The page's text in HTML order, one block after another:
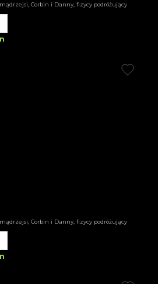
Corbin i Danny, fizycy podróżujący
Corbin i Danny, fizycy podróżujący